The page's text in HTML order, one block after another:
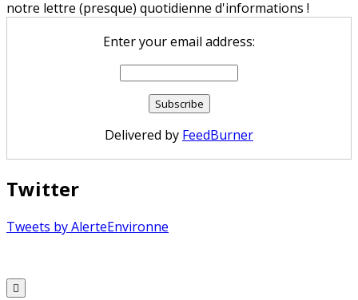
notre lettre (presque) quotidienne d'informations !
Enter your email address:
Delivered by FeedBurner
Twitter
Tweets by AlerteEnvironne